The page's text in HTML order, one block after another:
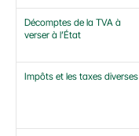
Décomptes de la TVA à
verser à l’État
Impôts et les taxes diverses